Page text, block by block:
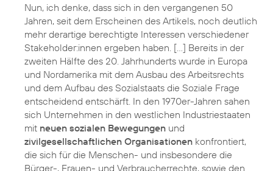
Nun, ich denke, dass sich in den vergangenen 50
Jahren, seit dem Erscheinen des Artikels, noch deutlich
mehr derartige berechtigte Interessen verschiedener
Stakeholder:innen ergeben haben. […] Bereits in der
zweiten Hälfte des 20. Jahrhunderts wurde in Europa
und Nordamerika mit dem Ausbau des Arbeitsrechts
und dem Aufbau des Sozialstaats die Soziale Frage
entscheidend entschärft. In den 1970er-Jahren sahen
sich Unternehmen in den westlichen Industriestaaten
mit neuen sozialen Bewegungen und
zivilgesellschaftlichen Organisationen konfrontiert,
die sich für die Menschen- und insbesondere die
Bürger-, Frauen- und Verbraucherrechte, sowie den